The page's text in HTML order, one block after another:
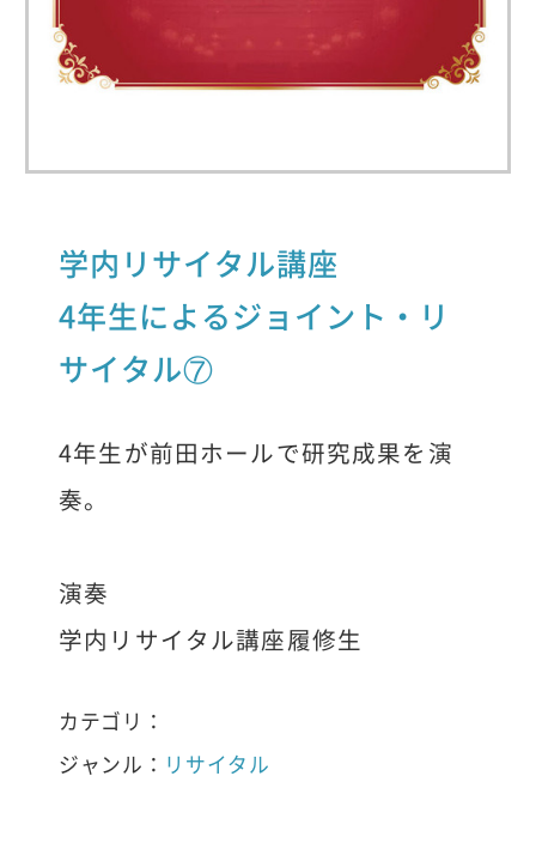
学内リサイタル講座
4年生によるジョイント・リ
サイタル⑦
4年生が前田ホールで研究成果を演
奏。
演奏
学内リサイタル講座履修生
カテゴリ：
ジャンル： リサイタル